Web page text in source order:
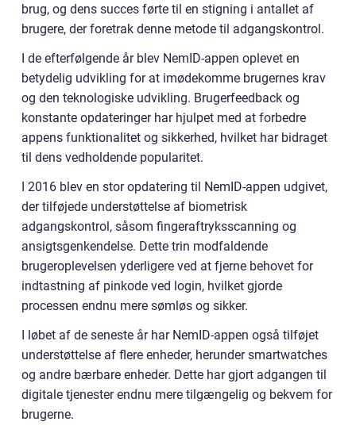
brug, og dens succes førte til en stigning i antallet af
brugere, der foretrak denne metode til adgangskontrol.
I de efterfølgende år blev NemID-appen oplevet en
betydelig udvikling for at imødekomme brugernes krav
og den teknologiske udvikling. Brugerfeedback og
konstante opdateringer har hjulpet med at forbedre
appens funktionalitet og sikkerhed, hvilket har bidraget
til dens vedholdende popularitet.
I 2016 blev en stor opdatering til NemID-appen udgivet,
der tilføjede understøttelse af biometrisk
adgangskontrol, såsom fingeraftryksscanning og
ansigtsgenkendelse. Dette trin modfaldende
brugeroplevelsen yderligere ved at fjerne behovet for
indtastning af pinkode ved login, hvilket gjorde
processen endnu mere sømløs og sikker.
I løbet af de seneste år har NemID-appen også tilføjet
understøttelse af flere enheder, herunder smartwatches
og andre bærbare enheder. Dette har gjort adgangen til
digitale tjenester endnu mere tilgængelig og bekvem for
brugerne.